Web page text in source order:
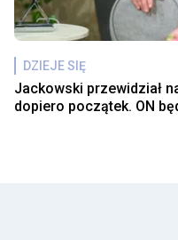
DZIEJE SIĘ
Jackowski przewidział
dopiero początek. ON